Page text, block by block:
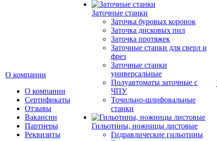
О компании
О компании
Сертификаты
Отзывы
Вакансии
Партнеры
Реквизиты
Заточные станки
Заточка буровых коронок
Заточка дисковых пил
Заточка протяжек
Заточные станки для сверл и
фрез
Заточные станки
универсальные
Полуавтоматы заточные с
ЧПУ
Точильно-шлифовальные
станки
Гильотины, ножницы листовые
Гидравлические гильотины